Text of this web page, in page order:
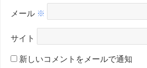
メール ※
サイト
新しいコメントをメールで通知